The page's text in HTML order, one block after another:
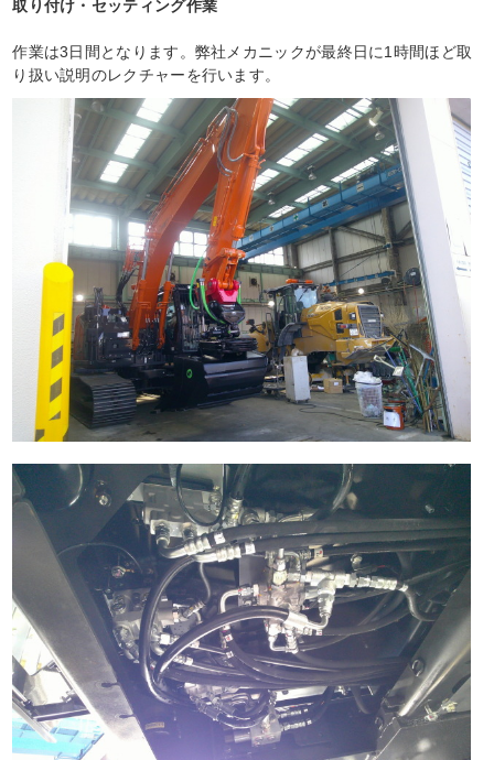
取り付け・セッティング作業
作業は3日間となります。弊社メカニックが最終日に1時間ほど取
り扱い説明のレクチャーを行います。